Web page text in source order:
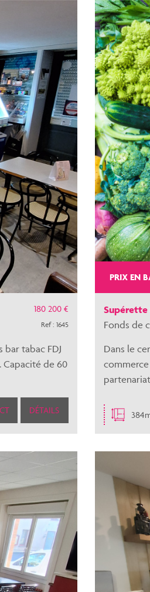
180 200 €
Ref : 1645
tabac FDJ
Capacité de 60
DÉTAILS
PRIX EN
Supérette
Fonds de
Dans le